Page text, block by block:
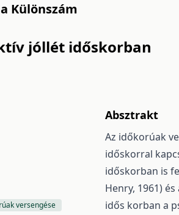
Különszám
jóllét időskorban
versengése
Absztrakt
Az időkorúak
időskorral
időskorban is
Henry, 1961)
idős korban a